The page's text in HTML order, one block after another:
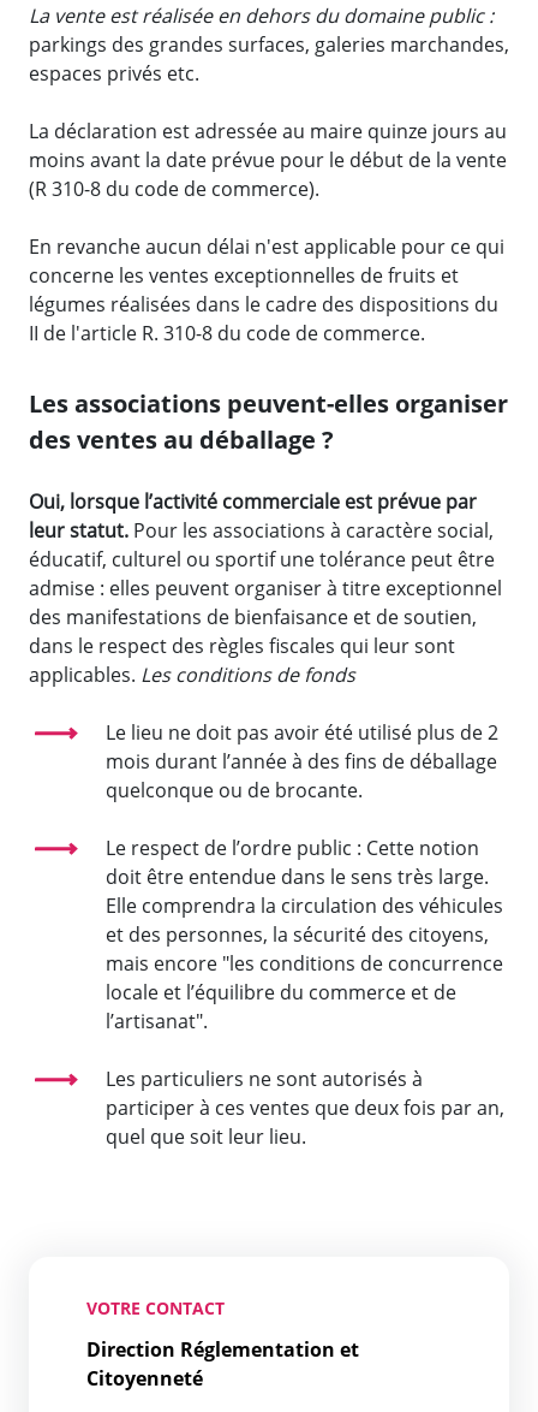
La vente est réalisée en dehors du domaine public :
parkings des grandes surfaces, galeries marchandes,
espaces privés etc.
La déclaration est adressée au maire quinze jours au
moins avant la date prévue pour le début de la vente
(R 310-8 du code de commerce).
En revanche aucun délai n'est applicable pour ce qui
concerne les ventes exceptionnelles de fruits et
légumes réalisées dans le cadre des dispositions du
II de l'article R. 310-8 du code de commerce.
Les associations peuvent-elles organiser
des ventes au déballage ?
Oui, lorsque l’activité commerciale est prévue par
leur statut. Pour les associations à caractère social,
éducatif, culturel ou sportif une tolérance peut être
admise : elles peuvent organiser à titre exceptionnel
des manifestations de bienfaisance et de soutien,
dans le respect des règles fiscales qui leur sont
applicables. Les conditions de fonds
Le lieu ne doit pas avoir été utilisé plus de 2
mois durant l’année à des fins de déballage
quelconque ou de brocante.
Le respect de l’ordre public : Cette notion
doit être entendue dans le sens très large.
Elle comprendra la circulation des véhicules
et des personnes, la sécurité des citoyens,
mais encore "les conditions de concurrence
locale et l’équilibre du commerce et de
l’artisanat".
Les particuliers ne sont autorisés à
participer à ces ventes que deux fois par an,
quel que soit leur lieu.
VOTRE CONTACT
Direction Réglementation et
Citoyenneté